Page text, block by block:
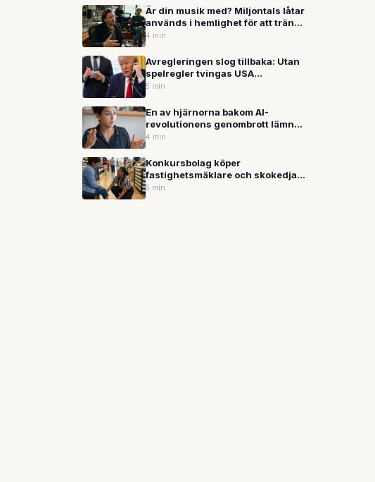
Är din musik med? Miljontals låtar
används i hemlighet för att träna
AI – nu kan du söka själv
4 min
Avregleringen slog tillbaka: Utan
spelregler tvingas USA
improvisera sin AI-politik
5 min
En av hjärnorna bakom AI-
revolutionens genombrott lämnar
Google – för OpenAI
4 min
Konkursbolag köper
fastighetsmäklare och skokedja
byter namn – detaljhandeln söker
5 min